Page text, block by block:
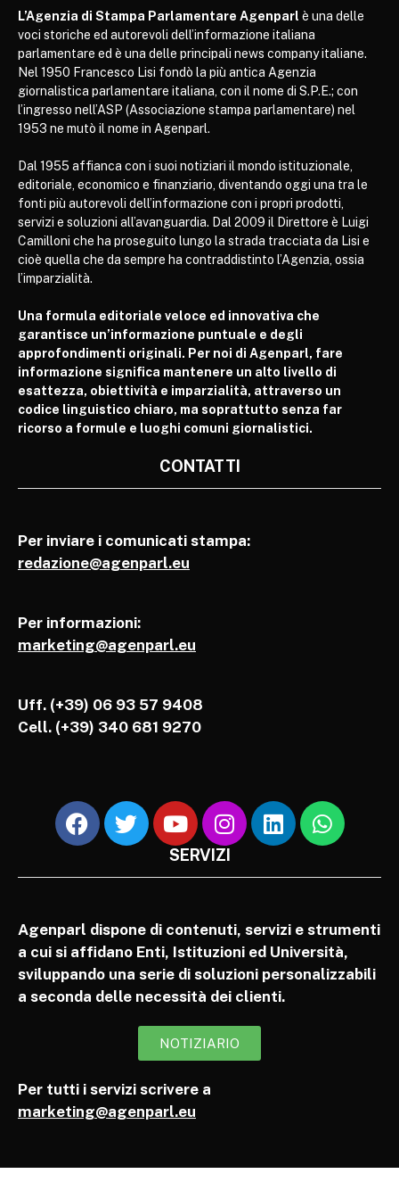
L’Agenzia di Stampa Parlamentare Agenparl è una delle
voci storiche ed autorevoli dell’informazione italiana
parlamentare ed è una delle principali news company italiane.
Nel 1950 Francesco Lisi fondò la più antica Agenzia
giornalistica parlamentare italiana, con il nome di S.P.E.; con
l’ingresso nell’ASP (Associazione stampa parlamentare) nel
1953 ne mutò il nome in Agenparl.
Dal 1955 affianca con i suoi notiziari il mondo istituzionale,
editoriale, economico e finanziario, diventando oggi una tra le
fonti più autorevoli dell’informazione con i propri prodotti,
servizi e soluzioni all’avanguardia. Dal 2009 il Direttore è Luigi
Camilloni che ha proseguito lungo la strada tracciata da Lisi e
cioè quella che da sempre ha contraddistinto l’Agenzia, ossia
l’imparzialità.
Una formula editoriale veloce ed innovativa che
garantisce un’informazione puntuale e degli
approfondimenti originali. Per noi di Agenparl, fare
informazione significa mantenere un alto livello di
esattezza, obiettività e imparzialità, attraverso un
codice linguistico chiaro, ma soprattutto senza far
ricorso a formule e luoghi comuni giornalistici.
CONTATTI
Per inviare i comunicati stampa:
redazione@agenparl.eu
Per informazioni:
marketing@agenparl.eu
Uff. (+39) 06 93 57 9408
Cell. (+39) 340 681 9270
SERVIZI
Agenparl dispone di contenuti, servizi e strumenti
a cui si affidano Enti, Istituzioni ed Università,
sviluppando una serie di soluzioni personalizzabili
a seconda delle necessità dei clienti.
NOTIZIARIO
Per tutti i servizi scrivere a
marketing@agenparl.eu